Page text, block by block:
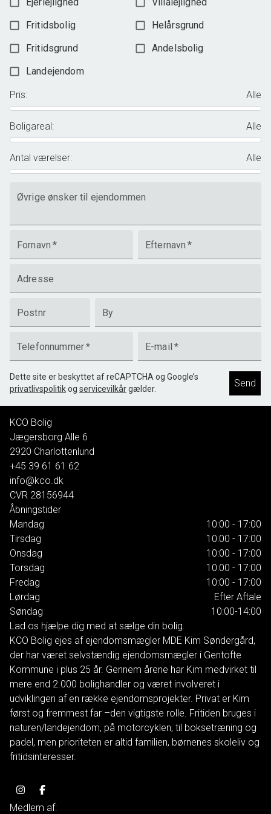
Ejerlejlighed
Villalejlighed
Fritidsbolig
Helårsgrund
Fritidsgrund
Andelsbolig
Landejendom
Pris: Alle
Boligareal : Alle
Antal værelser: Alle
Øvrige ønsker til ejendommen
Fornavn * Efternavn *
Adresse
Postnr By
Telefonnummer* E-mail *
Dette site er beskyttet af reCAPTCHA og Google’s
privatlivspolitikog servicevilkårgælder. Send
KCO Bolig
Jægersborg Alle 6
2920 Charlottenlund
+45 39 61 61 62
info@kco.dk
CVR 28156944
Åbningstider
Mandag
10:00 - 17:00
Tirsdag
10:00 - 17:00
Onsdag
10:00 - 17:00
Torsdag
10:00 - 17:00
Fredag
10:00 - 17:00
Lørdag
Efter Aftale
Søndag
10:00-14:00
Lad os hjælpe dig med at sælge din bolig.
KCO Bolig ejes af ejendomsmægler MDE Kim Søndergård,
der har været selvstændig ejendomsmægler i Gentofte
Kommune i plus 25 år. Gennem årene har Kim medvirket til
mere end 2.000 bolighandler og været involveret i
udviklingen af en række ejendomsprojekter. Privat er Kim
først og fremmest far –den vigtigste rolle. Fritiden bruges i
naturen/landejendom, på motorcyklen, til boksetræning og
padel, men prioriteten er altid familien, børnenes skoleliv og
fritidsinteresser.
Medlem af: